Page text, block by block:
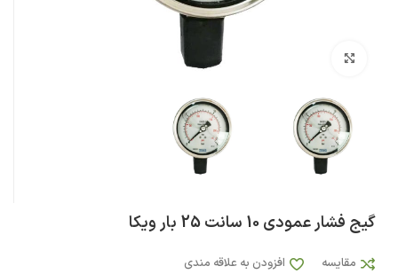
گیج فشار عمودی 10 سانت 25 بار ویکا
مقایسه افزودن به علاقه مندی